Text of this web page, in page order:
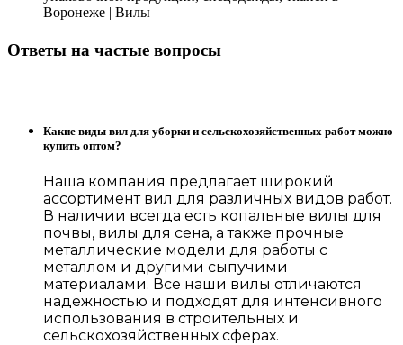
Ответы на частые вопросы
Какие виды вил для уборки и сельскохозяйственных работ можно
купить оптом?
Наша компания предлагает широкий
ассортимент вил для различных видов работ.
В наличии всегда есть копальные вилы для
почвы, вилы для сена, а также прочные
металлические модели для работы с
металлом и другими сыпучими
материалами. Все наши вилы отличаются
надежностью и подходят для интенсивного
использования в строительных и
сельскохозяйственных сферах.